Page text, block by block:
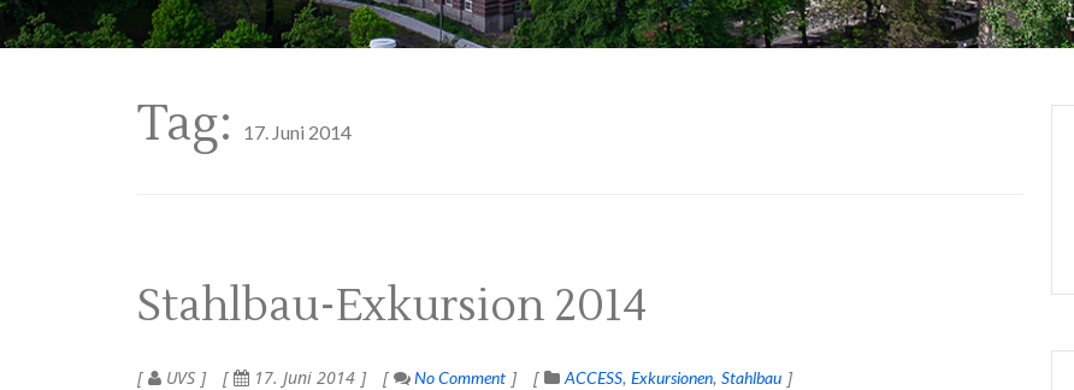
Tag: 17. Juni 2014
Stahlbau-Exkursion 2014
UVS 17. Juni 2014 No Comment ACCESS Exkursionen Stahlbau